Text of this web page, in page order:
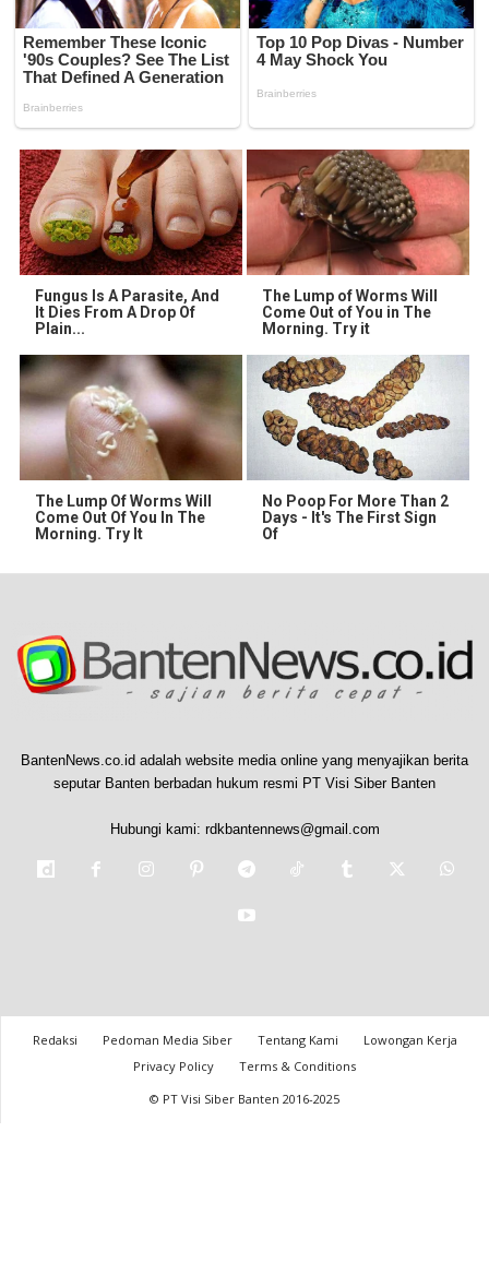
Fungus Is A Parasite, And
It Dies From A Drop Of
Plain...
The Lump of Worms Will
Come Out of You in The
Morning. Try it
The Lump Of Worms Will
Come Out Of You In The
Morning. Try It
No Poop For More Than 2
Days - It's The First Sign
Of
BantenNews.co.id adalah website media online yang menyajikan berita
seputar Banten berbadan hukum resmi PT Visi Siber Banten
Hubungi kami: rdkbantennews@gmail.com
Redaksi Pedoman Media Siber Tentang Kami
Lowongan Kerja
Privacy Policy
Terms & Conditions
© PT Visi Siber Banten 2016-2025